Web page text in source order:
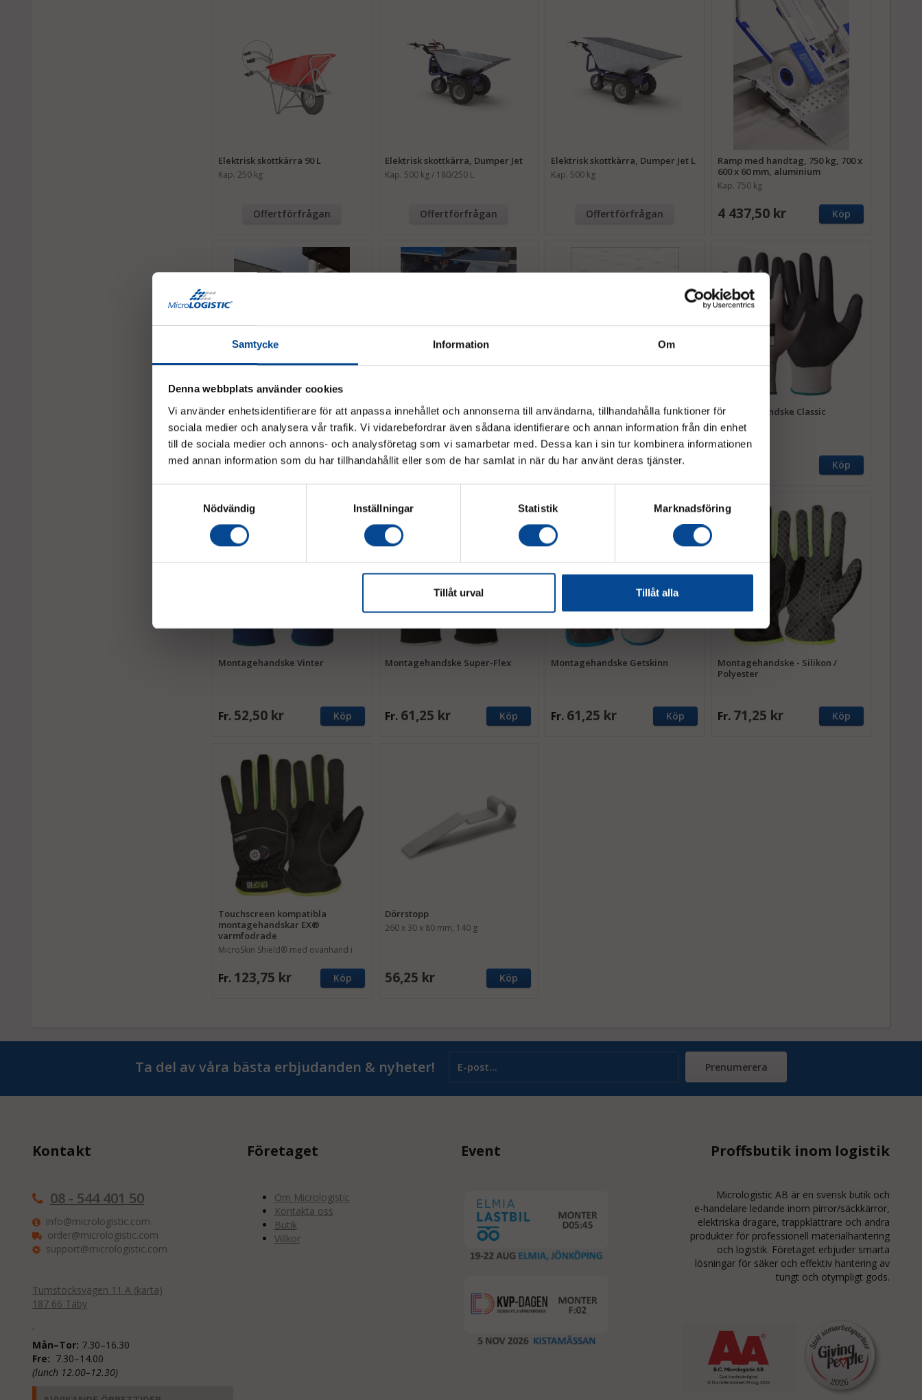
Samtycke Information Om
Denna webbplats använder cookies
Vi använder enhetsidentifierare för att anpassa innehållet och annonserna till användarna, tillhandahålla funktioner för
sociala medier och analysera vår trafik. Vi vidarebefordrar även sådana identifierare och annan information från din enhet
till de sociala medier och annons- och analysföretag som vi samarbetar med. Dessa kan i sin tur kombinera informationen
med annan information som du har tillhandahållit eller som de har samlat in när du har använt deras tjänster.
Nödvändig
Inställningar Statistik Marknadsföring
Tillåt urval Tillåt alla
Elektrisk skottkärra 90 L
Kap. 250 kg
Offertförfrågan
Elektrisk skottkärra, Dumper Jet
Kap. 500 kg / 180/250 L
Offertförfrågan
Elektrisk skottkärra, Dumper Jet L
Kap. 500 kg
Offertförfrågan
Ramp med handtag, 750 kg, 700 x
600 x 60 mm, aluminium
Kap. 750 kg
4 437,50 kr Köp
Flyttramp, 550 kg, 1960 x 800 mm,
aluminium
Perfekt för 3,5 tonnare
10 762,50 kr Köp
Flyttramp, 550 kg, 2310 x 800 mm,
aluminium
12 962,50 kr Köp
Rampkatalog - Alla lastramper &
flyttramper
Offertförfrågan
Montagehandske Classic
Köp
Montagehandske Vinter
Fr. 52,50 kr Köp
Montagehandske Super-Flex
Fr. 61,25 kr Köp
Montagehandske Getskinn
Fr. 61,25 kr Köp
Montagehandske - Silikon /
Polyester
Fr. 71,25 kr Köp
Touchscreen kompatibla
montagehandskar EX®
varmfodrade
MicroSkin Shield® med ovanhand i
Fr. 123,75 kr Köp
Dörrstopp
260 x 30 x 80 mm, 140 g
56,25 kr Köp
Ta del av våra bästa erbjudanden & nyheter! Prenumerera
Kontakt
08 - 544 401 50
info@micrologistic.com
order@micrologistic.com
support@micrologistic.com
Tumstocksvägen 11 A (karta)
187 66 Täby
Mån–Tor: 7.30–16.30
Fre: 7.30–14.00
(lunch 12.00–12.30)
Företaget
Om Micrologistic
Kontakta oss
Butik
Villkor
Event Proffsbutik inom logistik
Micrologistic AB är en svensk butik och
e-handelare ledande inom pirror/säckkärror,
elektriska dragare, trappklättrare och andra
produkter för professionell materialhantering
och logistik. Företaget erbjuder smarta
lösningar för säker och effektiv hantering av
tungt och otympligt gods.
Vänligen välj hur du vill se priserna
Exkl. moms
Inkl. moms